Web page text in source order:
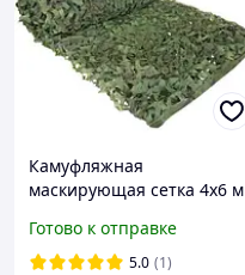
Камуфляжная
маскирующая сетка 4x6 м
стяжек
Готово к отправке
5.0 (1)